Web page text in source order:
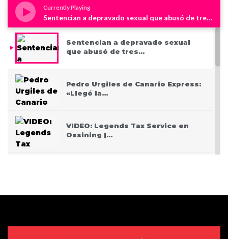
Currently Playing
Sentencian a depravado sexual que abusó de tres niños en Westchester
Sentencian a depravado sexual
que abusó de tres…
Pedro Urgiles de Canario Express:
«Llegó la…
VIDEO: Legends Tax Service en
Ossining |…